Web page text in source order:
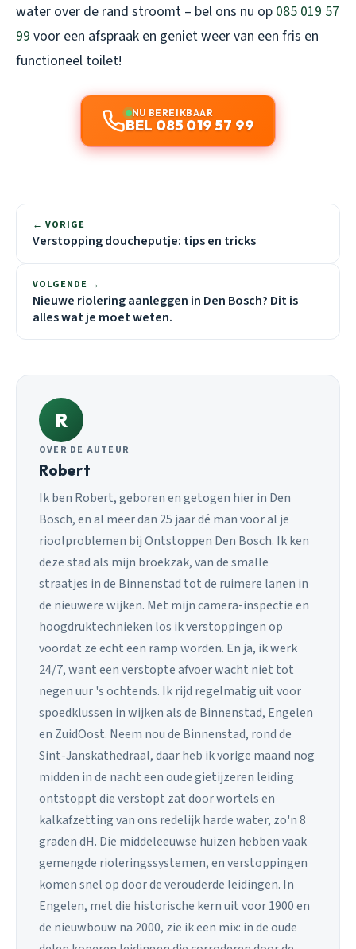
water over de rand stroomt – bel ons nu op 085 019 57
99 voor een afspraak en geniet weer van een fris en
functioneel toilet!
NU BEREIKBAAR
BEL 085 019 57 99
← VORIGE
Verstopping doucheputje: tips en tricks
VOLGENDE →
Nieuwe riolering aanleggen in Den Bosch? Dit is
alles wat je moet weten.
R
OVER DE AUTEUR
Robert
Ik ben Robert, geboren en getogen hier in Den
Bosch, en al meer dan 25 jaar dé man voor al je
rioolproblemen bij Ontstoppen Den Bosch. Ik ken
deze stad als mijn broekzak, van de smalle
straatjes in de Binnenstad tot de ruimere lanen in
de nieuwere wijken. Met mijn camera-inspectie en
hoogdruktechnieken los ik verstoppingen op
voordat ze echt een ramp worden. En ja, ik werk
24/7, want een verstopte afvoer wacht niet tot
negen uur 's ochtends. Ik rijd regelmatig uit voor
spoedklussen in wijken als de Binnenstad, Engelen
en ZuidOost. Neem nou de Binnenstad, rond de
Sint-Janskathedraal, daar heb ik vorige maand nog
midden in de nacht een oude gietijzeren leiding
ontstoppt die verstopt zat door wortels en
kalkafzetting van ons redelijk harde water, zo'n 8
graden dH. Die middeleeuwse huizen hebben vaak
gemengde rioleringssystemen, en verstoppingen
komen snel op door de verouderde leidingen. In
Engelen, met die historische kern uit voor 1900 en
de nieuwbouw na 2000, zie ik een mix: in de oude